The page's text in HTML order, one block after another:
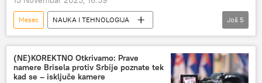
Mesec
NAUKA I TEHNOLOGIJA
Nauka i tehnologija
Svemir
astronomija
asteroid Društvo
Još 5
(NE)KOREKTNO Otkrivamo: Prave
namere Brisela protiv Srbije poznate tek
kad se – isključe kamere